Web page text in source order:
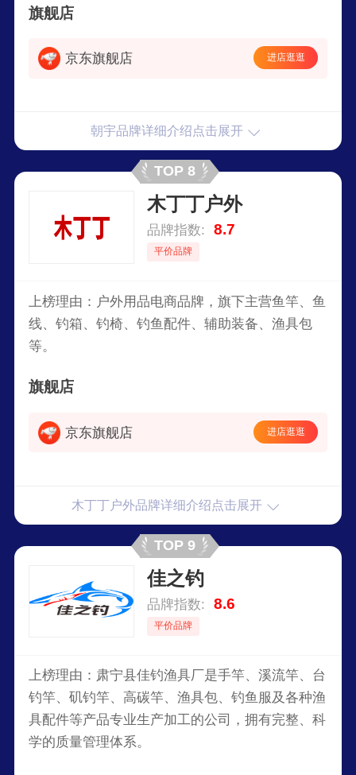
息、要求、不断提高经营水平，产品价格合理，质
旗舰店
京东旗舰店 进店逛逛
朝宇品牌详细介绍点击展开
TOP 8
木丁丁户外
品牌指数: 8.7
平价品牌
上榜理由：户外用品电商品牌，旗下主营鱼竿、鱼
线、钓箱、钓椅、钓鱼配件、辅助装备、渔具包
等。
旗舰店
京东旗舰店 进店逛逛
木丁丁户外品牌详细介绍点击展开
TOP 9
佳之钓
品牌指数: 8.6
平价品牌
上榜理由：肃宁县佳钓渔具厂是手竿、溪流竿、台
钓竿、矶钓竿、高碳竿、渔具包、钓鱼服及各种渔
具配件等产品专业生产加工的公司，拥有完整、科
学的质量管理体系。